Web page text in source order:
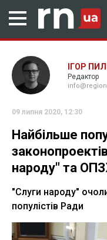
ІГОР
Редактор
09 липня 2020, 12:30
Найбільше
народу" та
"Слуги народу"
популістів Ради